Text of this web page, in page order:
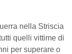
nella Striscia
quelli vittime di
per superare o